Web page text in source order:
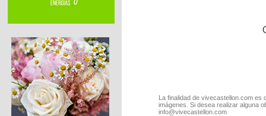
La finalidad de vivecastellon.com
imágenes. Si desea realizar alguna
info@vivecastellon.com